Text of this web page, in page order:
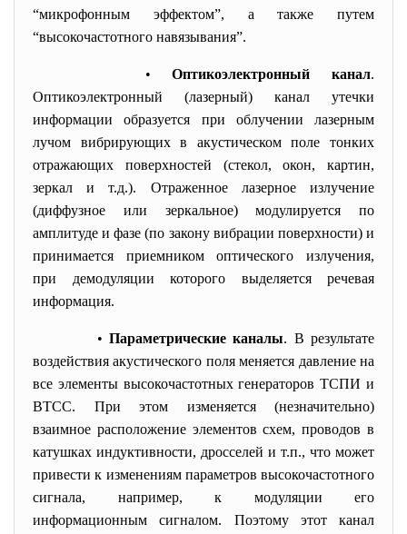
“микрофонным эффектом”, а также путем
“высокочастотного навязывания”.
•Оптикоэлектронный канал.
Оптикоэлектронный (лазерный) канал утечки
информации образуется при облучении лазерным
лучом вибрирующих в акустическом поле тонких
отражающих поверхностей (стекол, окон, картин,
зеркал и т.д.). Отраженное лазерное излучение
(диффузное или зеркальное) модулируется по
амплитуде и фазе (по закону вибрации поверхности) и
принимается приемником оптического излучения,
при демодуляции которого выделяется речевая
информация.
•Параметрические каналы. В результате
воздействия акустического поля меняется давление на
все элементы высокочастотных генераторов ТСПИ и
ВТСС. При этом изменяется (незначительно)
взаимное расположение элементов схем, проводов в
катушках индуктивности, дросселей и т.п., что может
привести к изменениям параметров высокочастотного
сигнала, например, к модуляции его
информационным сигналом. Поэтому этот канал